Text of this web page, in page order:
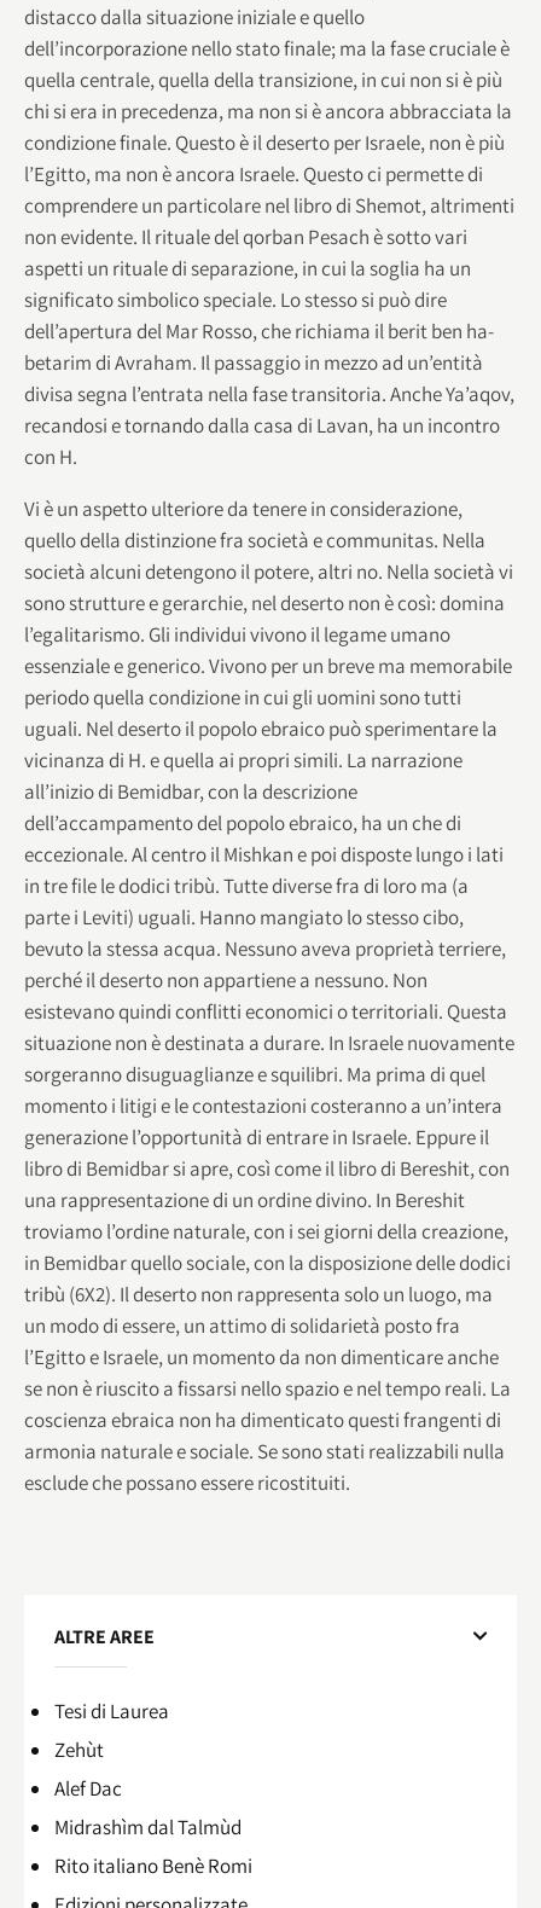
distacco dalla situazione iniziale e quello
dell’incorporazione nello stato finale; ma la fase cruciale è
quella centrale, quella della transizione, in cui non si è più
chi si era in precedenza, ma non si è ancora abbracciata la
condizione finale. Questo è il deserto per Israele, non è più
l’Egitto, ma non è ancora Israele. Questo ci permette di
comprendere un particolare nel libro di Shemot, altrimenti
non evidente. Il rituale del qorban Pesach è sotto vari
aspetti un rituale di separazione, in cui la soglia ha un
significato simbolico speciale. Lo stesso si può dire
dell’apertura del Mar Rosso, che richiama il berit ben ha-
betarim di Avraham. Il passaggio in mezzo ad un’entità
divisa segna l’entrata nella fase transitoria. Anche Ya’aqov,
recandosi e tornando dalla casa di Lavan, ha un incontro
con H.
Vi è un aspetto ulteriore da tenere in considerazione,
quello della distinzione fra società e communitas. Nella
società alcuni detengono il potere, altri no. Nella società vi
sono strutture e gerarchie, nel deserto non è così: domina
l’egalitarismo. Gli individui vivono il legame umano
essenziale e generico. Vivono per un breve ma memorabile
periodo quella condizione in cui gli uomini sono tutti
uguali. Nel deserto il popolo ebraico può sperimentare la
vicinanza di H. e quella ai propri simili. La narrazione
all’inizio di Bemidbar, con la descrizione
dell’accampamento del popolo ebraico, ha un che di
eccezionale. Al centro il Mishkan e poi disposte lungo i lati
in tre file le dodici tribù. Tutte diverse fra di loro ma (a
parte i Leviti) uguali. Hanno mangiato lo stesso cibo,
bevuto la stessa acqua. Nessuno aveva proprietà terriere,
perché il deserto non appartiene a nessuno. Non
esistevano quindi conflitti economici o territoriali. Questa
situazione non è destinata a durare. In Israele nuovamente
sorgeranno disuguaglianze e squilibri. Ma prima di quel
momento i litigi e le contestazioni costeranno a un’intera
generazione l’opportunità di entrare in Israele. Eppure il
libro di Bemidbar si apre, così come il libro di Bereshit, con
una rappresentazione di un ordine divino. In Bereshit
troviamo l’ordine naturale, con i sei giorni della creazione,
in Bemidbar quello sociale, con la disposizione delle dodici
tribù (6X2). Il deserto non rappresenta solo un luogo, ma
un modo di essere, un attimo di solidarietà posto fra
l’Egitto e Israele, un momento da non dimenticare anche
se non è riuscito a fissarsi nello spazio e nel tempo reali. La
coscienza ebraica non ha dimenticato questi frangenti di
armonia naturale e sociale. Se sono stati realizzabili nulla
esclude che possano essere ricostituiti.
ALTRE AREE
Tesi di Laurea
Zehùt
Alef Dac
Midrashìm dal Talmùd
Rito italiano Benè Romi​